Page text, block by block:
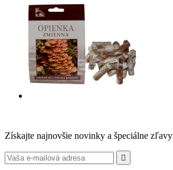
Získajte najnovšie novinky a špeciálne zľavy
